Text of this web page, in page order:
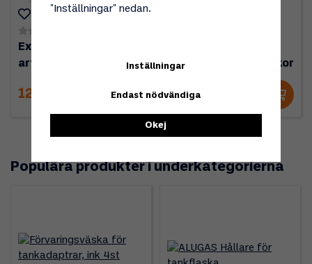
Extra täcklock för
artnr 1449 svart
125 kr
display för 2st flaskor
1 195 kr
Populära produkter i underkategorierna
"Inställningar" nedan.
Inställningar
Endast nödvändiga
Okej